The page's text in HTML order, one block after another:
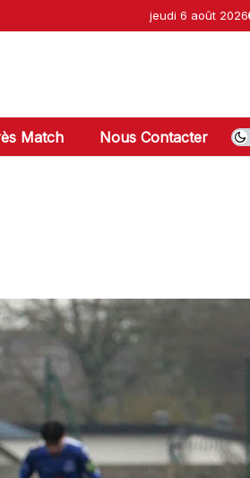
jeudi 6 août 2026
Match Nous Contacter